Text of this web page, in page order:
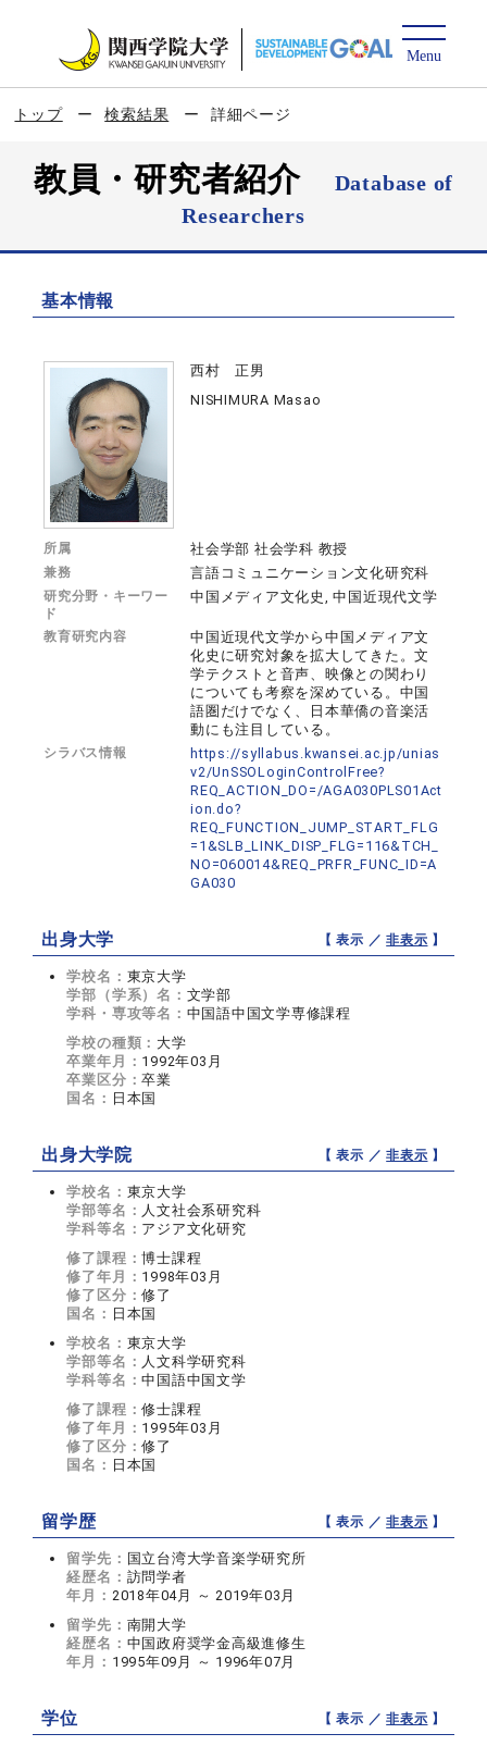
トップ 検索結果 詳細ページ
教員・研究者紹介
Database of
Researchers
基本情報
西村 正男
NISHIMURA Masao
所属 社会学部 社会学科 教授
兼務 言語コミュニケーション文化研究科
研究分野・キーワー
ド
中国メディア文化史, 中国近現代文学
教育研究内容
中国近現代文学から中国メディア文
化史に研究対象を拡大してきた。文
学テクストと音声、映像との関わり
についても考察を深めている。中国
語圏だけでなく、日本華僑の音楽活
動にも注目している。
シラバス情報
https://syllabus.kwansei.ac.jp/unias
v2/UnSSOLoginControlFree?
REQ_ACTION_DO=/AGA030PLS01Act
ion.do?
REQ_FUNCTION_JUMP_START_FLG
=1&SLB_LINK_DISP_FLG=116&TCH_
NO=060014&REQ_PRFR_FUNC_ID=A
GA030
出身大学 【 表示 ／非表示 】
学校名： 東京大学
学部（学系）名： 文学部
学科・専攻等名： 中国語中国文学専修課程
学校の種類： 大学
卒業年月： 1992年03月
卒業区分：卒業
国名： 日本国
出身大学院 【 表示 ／非表示 】
学校名： 東京大学
学部等名： 人文社会系研究科
学科等名： アジア文化研究
修了課程：博士課程
修了年月： 1998年03月
修了区分：修了
国名： 日本国
学校名： 東京大学
学部等名： 人文科学研究科
学科等名：中国語中国文学
修了課程：修士課程
修了年月： 1995年03月
修了区分：修了
国名： 日本国
留学歴 【 表示 ／非表示 】
留学先： 国立台湾大学音楽学研究所
経歴名： 訪問学者
年月： 2018年04月 ～ 2019年03月
留学先： 南開大学
経歴名： 中国政府奨学金高級進修生
年月： 1995年09月 ～ 1996年07月
学位 【 表示 ／非表示 】